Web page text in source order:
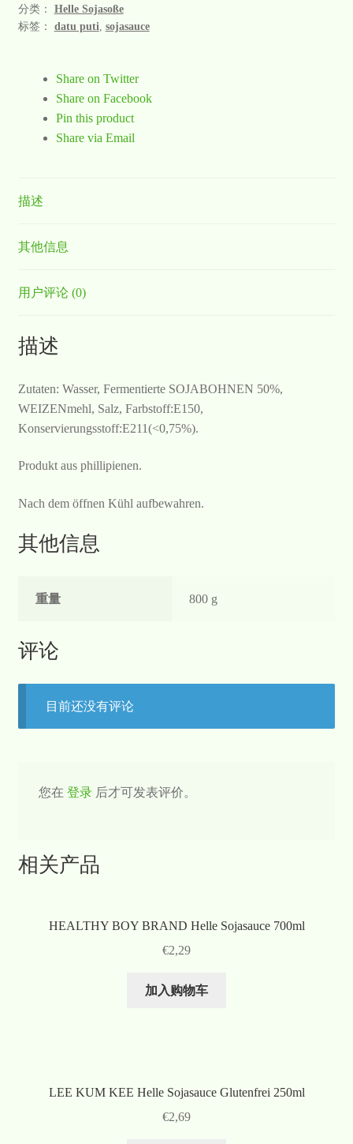
分类： Helle Sojasoße
标签： datu puti sojasauce
Share on Twitter
Share on Facebook
Pin this product
Share via Email
描述
其他信息
用户评论 (0)
描述
Zutaten: Wasser, Fermentierte SOJABOHNEN 50%,
WEIZENmehl, Salz, Farbstoff:E150,
Konservierungsstoff:E211(<0,75%).
Produkt aus phillipienen.
Nach dem öffnen Kühl aufbewahren.
其他信息
重量 800 g
评论
目前还没有评论
您在 登录后才可发表评价。
相关产品
HEALTHY BOY BRAND Helle Sojasauce 700ml
€2,29
加入购物车
LEE KUM KEE Helle Sojasauce Glutenfrei 250ml
€2,69